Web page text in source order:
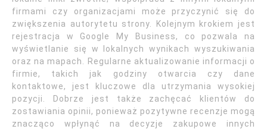
firmami czy organizacjami może przyczynić się do
zwiększenia autorytetu strony. Kolejnym krokiem jest
rejestracja w Google My Business, co pozwala na
wyświetlanie się w lokalnych wynikach wyszukiwania
oraz na mapach. Regularne aktualizowanie informacji o
firmie, takich jak godziny otwarcia czy dane
kontaktowe, jest kluczowe dla utrzymania wysokiej
pozycji. Dobrze jest także zachęcać klientów do
zostawiania opinii, ponieważ pozytywne recenzje mogą
znacząco wpłynąć na decyzje zakupowe innych